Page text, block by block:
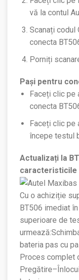
vă la contul
Scanați codul
conecta
Porniți
Pași pentru
Faceți clic pe
conecta
Faceți clic pe
începe testul
Actualizați la
caracteristicile
Cu o achiziție
BT506 imediat
superioare de
urmează:
bateria pas cu
Proces complet